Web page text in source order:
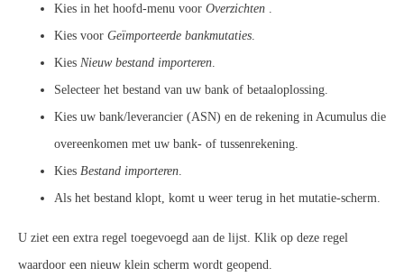
Kies in het hoofd-menu voor Overzichten
Kies voor Geïmporteerde bankmutaties
Kies Nieuw bestand importeren
Selecteer het bestand van uw bank of betaaloplossing.
Kies uw bank/leverancier (ASN) en de rekening in Acumulus die
overeenkomen met uw bank- of tussenrekening.
Kies Bestand importeren
Als het bestand klopt, komt u weer terug in het mutatie-scherm.
U ziet een extra regel toegevoegd aan de lijst. Klik op deze regel
waardoor een nieuw klein scherm wordt geopend.